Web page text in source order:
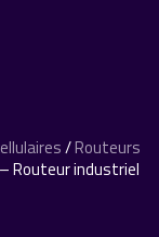
/Routeurs
Routeur industriel